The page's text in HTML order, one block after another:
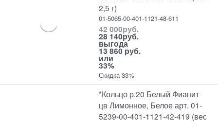
2,5 г)
01-5065-00-401-1121-48-611
42 000руб.
28 140руб.
выгода
13 860 руб.
или
33%
Скидка 33%
*Кольцо р.20 Белый Фианит
цв Лимонное, Белое арт. 01-
5239-00-401-1121-42-419 (вес